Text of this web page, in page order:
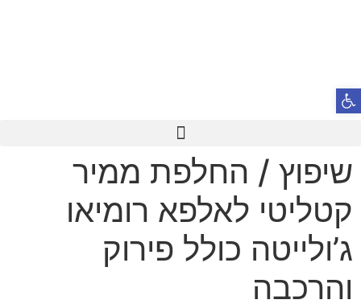
שיפוץ / החלפת ממיר
קטליטי לאלפא רומיאו
ג’ולייטה כולל פירוק
והרכבה
פתח סרגל נגישות